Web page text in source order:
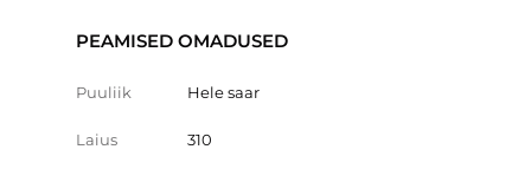
PEAMISED OMADUSED
Puuliik Hele saar
Laius 310